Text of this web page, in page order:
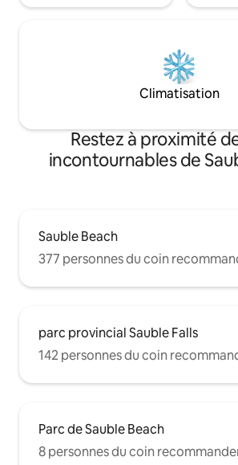
Climatisation
Restez à proximité
incontournables de
Sauble Beach
377 personnes du coin
parc provincial Sauble Falls
142 personnes du coin
Parc de Sauble Beach
8 personnes du coin